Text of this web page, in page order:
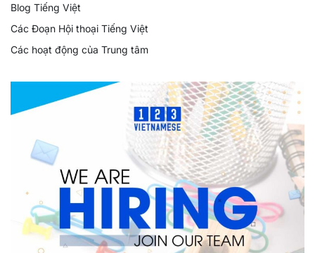
Blog Tiếng Việt
Các Đoạn Hội thoại Tiếng Việt
Các hoạt động của Trung tâm